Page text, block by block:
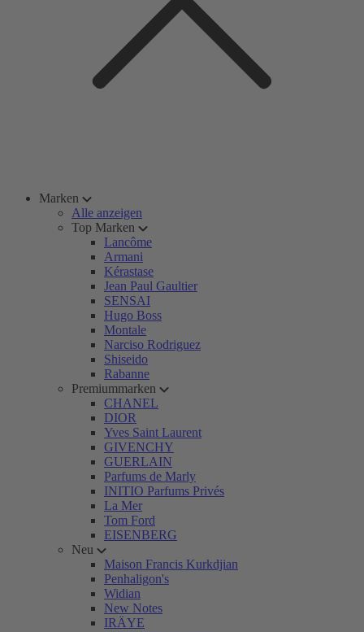
Marken
Alle anzeigen
Top Marken
Lancôme
Armani
Kérastase
Jean Paul Gaultier
SENSAI
Hugo Boss
Montale
Narciso Rodriguez
Shiseido
Rabanne
Premiummarken
CHANEL
DIOR
Yves Saint Laurent
GIVENCHY
GUERLAIN
Parfums de Marly
INITIO Parfums Privés
La Mer
Tom Ford
EISENBERG
Neu
Maison Francis Kurkdjian
Penhaligon's
Widian
New Notes
IRÄYE